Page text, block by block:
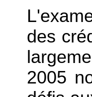
des
2005